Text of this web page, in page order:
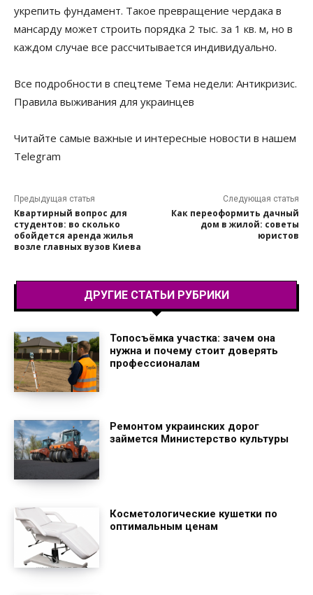
укрепить фундамент. Такое превращение чердака в
мансарду может строить порядка 2 тыс. за 1 кв. м, но в
каждом случае все рассчитывается индивидуально.
Все подробности в спецтеме Тема недели: Антикризис.
Правила выживания для украинцев
Читайте самые важные и интересные новости в нашем
Telegram
Предыдущая статья
Квартирный вопрос для
студентов: во сколько
обойдется аренда жилья
возле главных вузов Киева
Следующая статья
Как переоформить дачный
дом в жилой: советы
юристов
ДРУГИЕ СТАТЬИ РУБРИКИ
Топосъёмка участка: зачем она
нужна и почему стоит доверять
профессионалам
Ремонтом украинских дорог
займется Министерство культуры
Косметологические кушетки по
оптимальным ценам